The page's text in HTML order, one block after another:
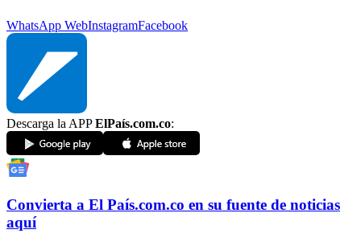
WhatsApp WebInstagramFacebook
Descarga la APPElPaís.com.co:
Convierta a El País.com.co en su fuente de noticias
aquí